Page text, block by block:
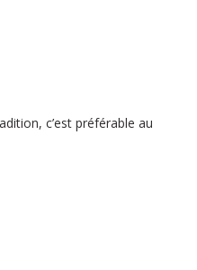
c’est préférable au